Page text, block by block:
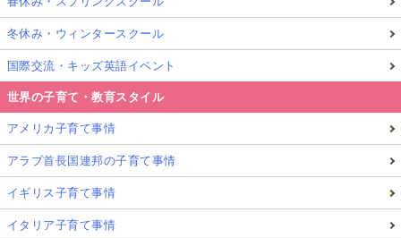
冬休み・ウィンタースクール
国際交流・キッズ英語イベント
世界の子育て・教育スタイル
アメリカ子育て事情
アラブ首長国連邦の子育て事情
イギリス子育て事情
イタリア子育て事情